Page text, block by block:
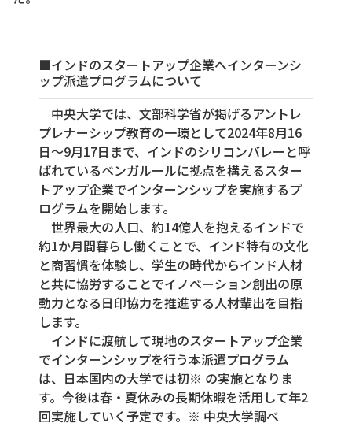
■インドのスタートアップ企業へインターンシ
ップ派遣プログラムについて
中央大学では、文部科学省が掲げるアントレ
プレナーシップ教育の一環として2024年8月16
日～9月17日まで、インドのシリコンバレーと呼
ばれているベンガルールに拠点を構えるスター
トアップ企業でインターンシップを実施するプ
ログラムを開始します。
世界最大の人口、約14億人を抱えるインドで
約1か月間暮らし働くことで、インド特有の文化
と商習慣を体験し、学生の時代からインド人材
と共に協労することでイノベーション創出の原
動力となる日印協力を推進する人材輩出を目指
します。
インドに渡航して現地のスタートアップ企業
でインターンシップを行う本派遣プログラム
は、日本国内の大学では初※ の実施となりま
す。今後は春・夏休みの長期休暇を活用して年2
回実施していく予定です。※ 中央大学調べ